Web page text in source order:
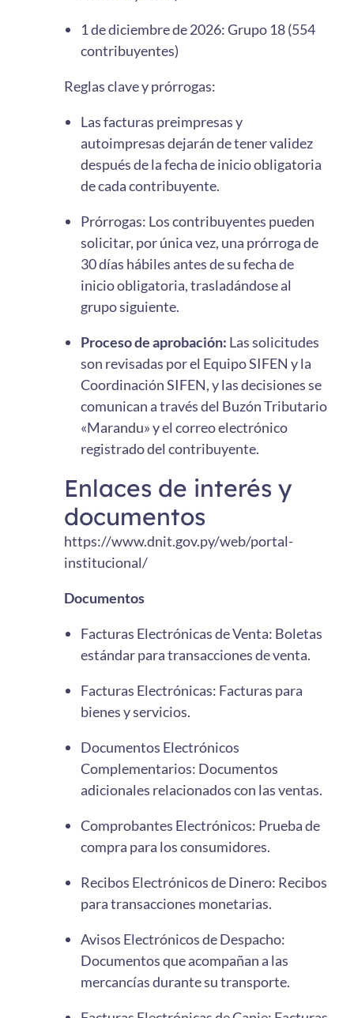
1 de diciembre de 2026: Grupo 18 (554
contribuyentes)
Reglas clave y prórrogas:
Las facturas preimpresas y
autoimpresas dejarán de tener validez
después de la fecha de inicio obligatoria
de cada contribuyente.
Prórrogas: Los contribuyentes pueden
solicitar, por única vez, una prórroga de
30 días hábiles antes de su fecha de
inicio obligatoria, trasladándose al
grupo siguiente.
Proceso de aprobación: Las solicitudes
son revisadas por el Equipo SIFEN y la
Coordinación SIFEN, y las decisiones se
comunican a través del Buzón Tributario
«Marandu» y el correo electrónico
registrado del contribuyente.
Enlaces de interés y
documentos
https://www.dnit.gov.py/web/portal-
institucional/
Documentos
Facturas Electrónicas de Venta: Boletas
estándar para transacciones de venta.
Facturas Electrónicas: Facturas para
bienes y servicios.
Documentos Electrónicos
Complementarios: Documentos
adicionales relacionados con las ventas.
Comprobantes Electrónicos: Prueba de
compra para los consumidores.
Recibos Electrónicos de Dinero: Recibos
para transacciones monetarias.
Avisos Electrónicos de Despacho:
Documentos que acompañan a las
mercancías durante su transporte.